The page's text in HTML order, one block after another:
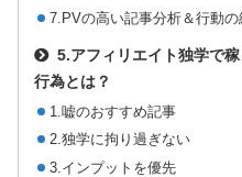
7.PVの高い記事分析＆行動の
5.アフィリエイト独学で
行為とは？
1.嘘のおすすめ記事
2.独学に拘り過ぎない
3.インプットを優先